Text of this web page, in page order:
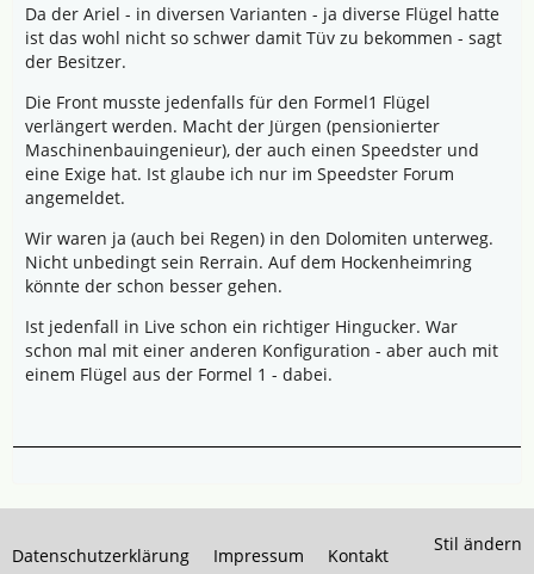
Da der Ariel - in diversen Varianten - ja diverse Flügel hatte
ist das wohl nicht so schwer damit Tüv zu bekommen - sagt
der Besitzer.
Die Front musste jedenfalls für den Formel1 Flügel
verlängert werden. Macht der Jürgen (pensionierter
Maschinenbauingenieur), der auch einen Speedster und
eine Exige hat. Ist glaube ich nur im Speedster Forum
angemeldet.
Wir waren ja (auch bei Regen) in den Dolomiten unterweg.
Nicht unbedingt sein Rerrain. Auf dem Hockenheimring
könnte der schon besser gehen.
Ist jedenfall in Live schon ein richtiger Hingucker. War
schon mal mit einer anderen Konfiguration - aber auch mit
einem Flügel aus der Formel 1 - dabei.
Stil ändern
Datenschutzerklärung Impressum Kontakt